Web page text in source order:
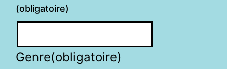
(obligatoire)
Genre(obligatoire)